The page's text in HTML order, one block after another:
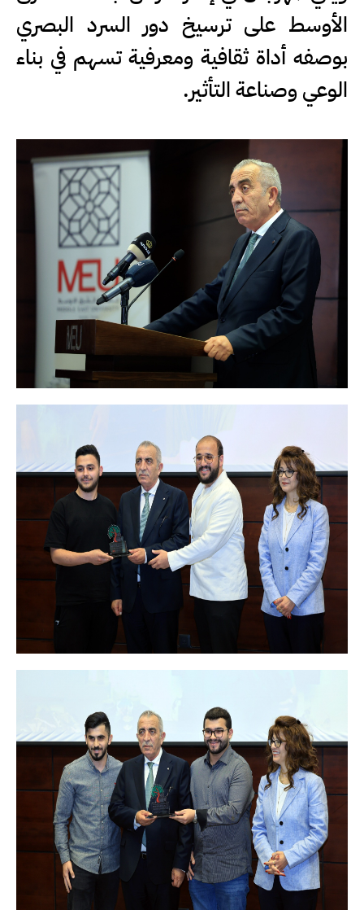
الأوسط على ترسيخ دور السرد البصري
بوصفه أداة ثقافية ومعرفية تسهم في بناء
الوعي وصناعة التأثير.